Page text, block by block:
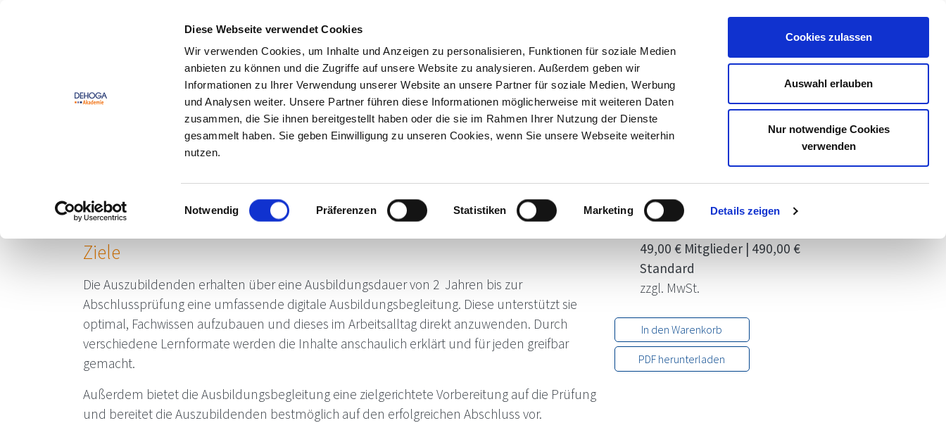
Diese Webseite verwendet Cookies
Wir verwenden Cookies, um Inhalte und Anzeigen zu personalisieren, Funktionen für soziale Medien
anbieten zu können und die Zugriffe auf unsere Website zu analysieren. Außerdem geben wir
Informationen zu Ihrer Verwendung unserer Website an unsere Partner für soziale Medien, Werbung
und Analysen weiter. Unsere Partner führen diese Informationen möglicherweise mit weiteren Daten
zusammen, die Sie ihnen bereitgestellt haben oder die sie im Rahmen Ihrer Nutzung der Dienste
gesammelt haben. Sie geben Einwilligung zu unseren Cookies, wenn Sie unsere Webseite weiterhin
nutzen.
Einwilligungsauswahl
Notwendig Präferenzen Statistiken Marketing Details zeigen
Cookies zulassen
Auswahl erlauben
Nur notwendige Cookies
verwenden
DEHOGA
Lernwelt
Offene
Seminare
Inhouse-
Trainings
Ausbildungs-
begleitung
Kostenfreie
Beratung
digitale Ausbildungsbegleitung: Fachkraft für
Gastronomie
Ziele
Die Auszubildenden erhalten über eine Ausbildungsdauer von 2 Jahren bis zur
Abschlussprüfung eine umfassende digitale Ausbildungsbegleitung. Diese unterstützt sie
optimal, Fachwissen aufzubauen und dieses im Arbeitsalltag direkt anzuwenden. Durch
verschiedene Lernformate werden die Inhalte anschaulich erklärt und für jeden greifbar
gemacht.
Außerdem bietet die Ausbildungsbegleitung eine zielgerichtete Vorbereitung auf die Prüfung
und bereitet die Auszubildenden bestmöglich auf den erfolgreichen Abschluss vor.
Jederzeit verfügbar
DA-0000435, Freie Plätze, findet
49,00 € Mitglieder | 490,00 €
Standard
zzgl. MwSt.
In den Warenkorb
PDF herunterladen